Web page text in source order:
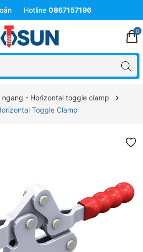
Hotline 0867157196
0
ngang - Horizontal toggle clamp
Toggle Clamp